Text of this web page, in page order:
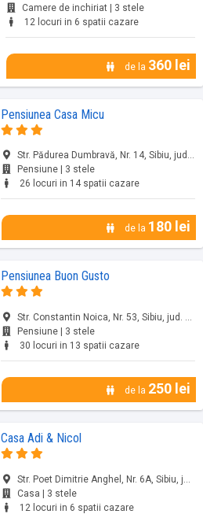
Camere de inchiriat | 3 stele
12 locuri in 6 spatii cazare
de la 360 lei
Pensiunea Casa Micu
Str. Pădurea Dumbravă, Nr. 14, Sibiu, jud. Sibiu
Pensiune | 3 stele
26 locuri in 14 spatii cazare
de la 180 lei
Pensiunea Buon Gusto
Str. Constantin Noica, Nr. 53, Sibiu, jud. Sibiu
Pensiune | 3 stele
30 locuri in 13 spatii cazare
de la 250 lei
Casa Adi & Nicol
Str. Poet Dimitrie Anghel, Nr. 6A, Sibiu, jud. Sibiu
Casa | 3 stele
12 locuri in 6 spatii cazare